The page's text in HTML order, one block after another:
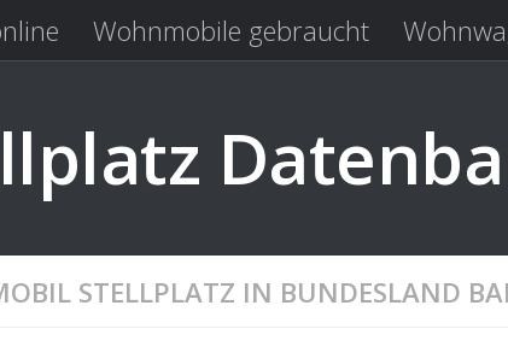
Wohnmobile gebraucht
STELLPLATZ IN BUNDESLAND